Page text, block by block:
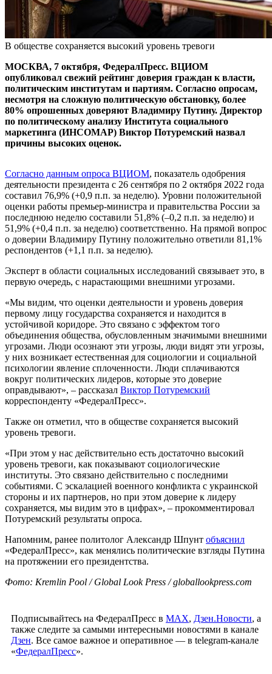
В обществе сохраняется высокий уровень тревоги
МОСКВА, 7 октября, ФедералПресс. ВЦИОМ
опубликовал свежий рейтинг доверия граждан к власти,
политическим институтам и партиям. Согласно опросам,
несмотря на сложную политическую обстановку, более
80% опрошенных доверяют Владимиру Путину. Директор
по политическому анализу Института социального
маркетинга (ИНСОМАР) Виктор Потуремский назвал
причины высоких оценок.
Согласно данным опроса ВЦИОМ, показатель одобрения
деятельности президента с 26 сентября по 2 октября 2022 года
составил 76,9% (+0,9 п.п. за неделю). Уровни положительной
оценки работы премьер-министра и правительства России за
последнюю неделю составили 51,8% (–0,2 п.п. за неделю) и
51,9% (+0,4 п.п. за неделю) соответственно. На прямой вопрос
о доверии Владимиру Путину положительно ответили 81,1%
респондентов (+1,1 п.п. за неделю).
Эксперт в области социальных исследований связывает это, в
первую очередь, с нарастающими внешними угрозами.
«Мы видим, что оценки деятельности и уровень доверия
первому лицу государства сохраняется и находится в
устойчивой коридоре. Это связано с эффектом того
объединения общества, обусловленным значимыми внешними
угрозами. Люди осознают эти угрозы, люди видят эти угрозы,
у них возникает естественная для социологии и социальной
психологии явление сплоченности. Люди сплачиваются
вокруг политических лидеров, которые это доверие
оправдывают», – рассказал Виктор Потуремский
корреспонденту «ФедералПресс».
Также он отметил, что в обществе сохраняется высокий
уровень тревоги.
«При этом у нас действительно есть достаточно высокий
уровень тревоги, как показывают социологические
институты. Это связано действительно с последними
событиями. С эскалацией военного конфликта с украинской
стороны и их партнеров, но при этом доверие к лидеру
сохраняется, мы видим это в цифрах», – прокомментировал
Потуремский результаты опроса.
Напомним, ранее политолог Александр Шпунт объяснил
«ФедералПресс», как менялись политические взгляды Путина
на протяжении его президентства.
Фото: Kremlin Pool / Global Look Press / globallookpress.com
Подписывайтесь на ФедералПресс в МАХ, Дзен.Новости, а
также следите за самыми интересными новостями в канале
Дзен. Все самое важное и оперативное — в telegram-канале
«ФедералПресс».